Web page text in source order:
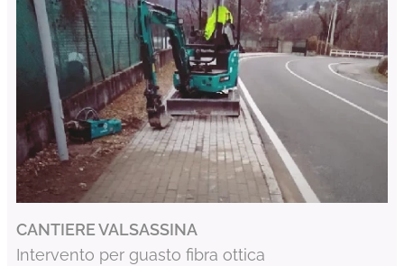
CANTIERE VALSASSINA
Intervento per guasto fibra ottica